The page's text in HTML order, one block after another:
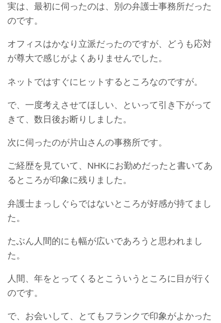
実は、最初に伺ったのは、別の弁護士事務所だった
のです。
オフィスはかなり立派だったのですが、どうも応対
が尊大で感じがよくありませんでした。
ネットではすぐにヒットするところなのですが。
で、一度考えさせてほしい、といって引き下がって
きて、数日後お断りしました。
次に伺ったのが片山さんの事務所です。
ご経歴を見ていて、NHKにお勤めだったと書いてあ
るところが印象に残りました。
弁護士まっしぐらではないところが好感が持てまし
た。
たぶん人間的にも幅が広いであろうと思われまし
た。
人間、年をとってくるとこういうところに目が行く
のです。
で、お会いして、とてもフランクで印象がよかった